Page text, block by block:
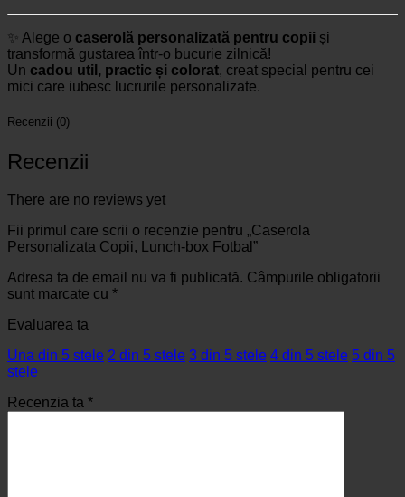
✨ Alege o caserolă personalizată pentru copii și
transformă gustarea într-o bucurie zilnică!
Un cadou util, practic și colorat, creat special pentru cei
mici care iubesc lucrurile personalizate.
Recenzii (0)
Recenzii
There are no reviews yet
Fii primul care scrii o recenzie pentru „Caserola
Personalizata Copii, Lunch-box Fotbal”
Adresa ta de email nu va fi publicată. Câmpurile obligatorii
sunt marcate cu *
Evaluarea ta
Una din 5 stele 2 din 5 stele 3 din 5 stele 4 din 5 stele 5 din 5
stele
Recenzia ta *